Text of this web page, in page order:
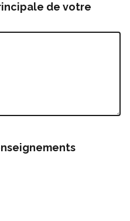
de votre